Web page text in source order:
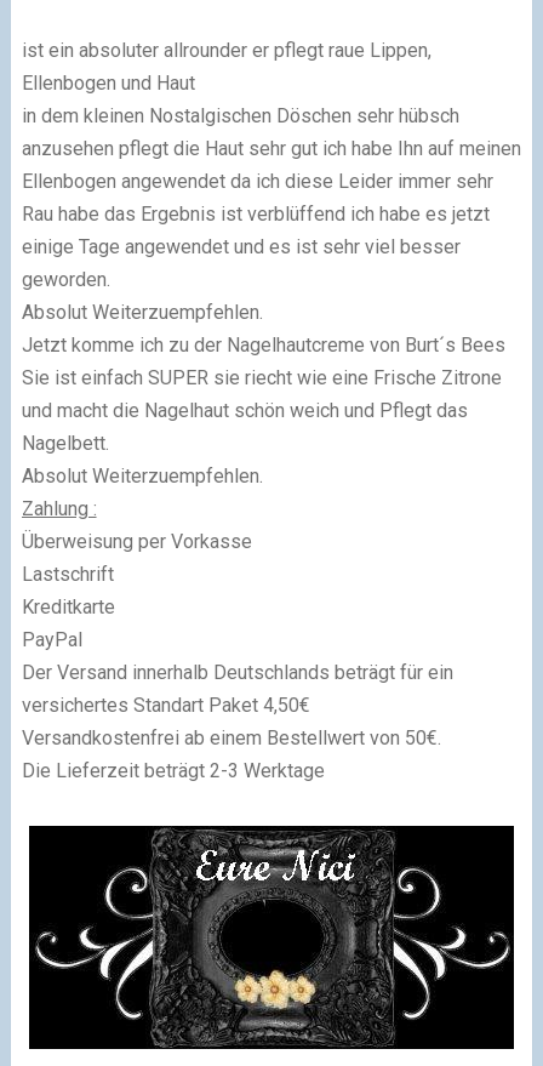
ist ein absoluter allrounder er pflegt raue Lippen,
Ellenbogen und Haut
in dem kleinen Nostalgischen Döschen sehr hübsch
anzusehen pflegt die Haut sehr gut ich habe Ihn auf meinen
Ellenbogen angewendet da ich diese Leider immer sehr
Rau habe das Ergebnis ist verblüffend ich habe es jetzt
einige Tage angewendet und es ist sehr viel besser
geworden.
Absolut Weiterzuempfehlen.
Jetzt komme ich zu der Nagelhautcreme von Burt´s Bees
Sie ist einfach SUPER sie riecht wie eine Frische Zitrone
und macht die Nagelhaut schön weich und Pflegt das
Nagelbett.
Absolut Weiterzuempfehlen.
Zahlung :
Überweisung per Vorkasse
Lastschrift
Kreditkarte
PayPal
Der Versand innerhalb Deutschlands beträgt für ein
versichertes Standart Paket 4,50€
Versandkostenfrei ab einem Bestellwert von 50€.
Die Lieferzeit beträgt 2-3 Werktage